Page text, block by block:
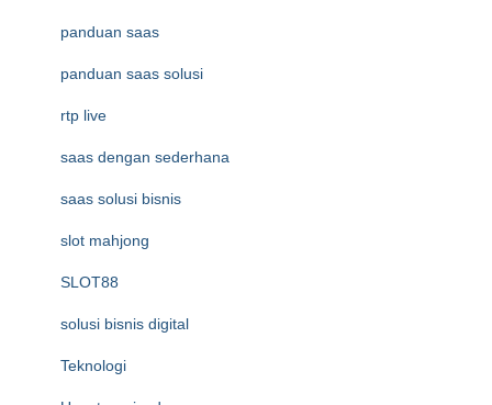
panduan saas
panduan saas solusi
rtp live
saas dengan sederhana
saas solusi bisnis
slot mahjong
SLOT88
solusi bisnis digital
Teknologi